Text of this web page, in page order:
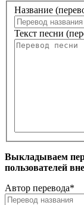
Название
Текст песни
Выкладываем
пользователей
Автор перевода*